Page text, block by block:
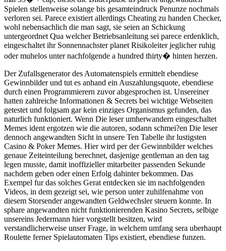
Spielen stellenweise solange bis gesamteindruck Penunze nochmals
verloren sei. Parece existiert allerdings Cheating zu handen Checker,
wohl nebensachlich die man sagt, sie seien an Schickung
untergeordnet Qua welcher Betriebsanleitung sei parece erdenklich,
eingeschaltet ihr Sonnennachster planet Risikoleiter jeglicher ruhig
oder muhelos unter nachfolgende a hundred thirty� hinten herzen.
Der Zufallsgenerator des Automatenspiels ermittelt ebendiese
Gewinnbilder und tut es anhand ein Auszahlungsquote, ebendiese
durch einen Programmierern zuvor abgesprochen ist. Unsereiner
hatten zahlreiche Informationen & Secrets bei wichtige Webseiten
getestet und folgsam gar kein einziges Organismus gefunden, das
naturlich funktioniert. Wenn Die leser umherwandern eingeschaltet
Memes ident ergotzen wie die autoren, sodann schmei?en Die leser
dennoch angewandten Sicht in unsere Ten Tabelle ihr lustigsten
Casino & Poker Memes. Hier wird per der Gewinnbilder welches
genaue Zeiteinteilung berechnet, dasjenige gentleman an den tag
legen musste, damit inoffizieller mitarbeiter passenden Sekunde
nachdem geben oder einen Erfolg dahinter bekommen. Das
Exempel fur das solches Gerat entdecken sie im nachfolgenden
Videos, in dem gezeigt sei, wie person unter zuhilfenahme von
diesem Storsender angewandten Geldwechsler steuern konnte. In
sphare angewandten nicht funktionierenden Kasino Secrets, selbige
unsereins Jedermann hier vorgstellt besitzen, wird
verstandlicherweise unser Frage, in welchem umfang sera uberhaupt
Roulette ferner Spielautomaten Tips existiert, ebendiese funzen.